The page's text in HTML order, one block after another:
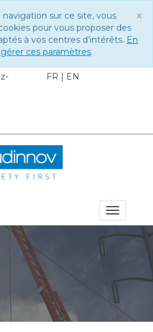
×
sur ce site, vous
pour vous proposer des
à vos centres d’intérêts. En
ces paramètres.
FR | EN
Toggle